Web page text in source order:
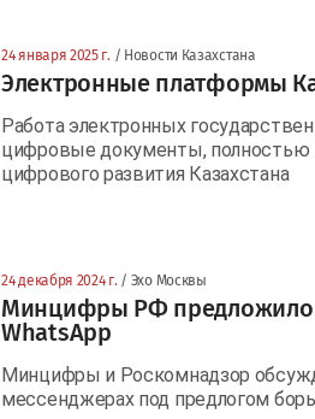
24 января 2025 г. / Новости Казахстана
Электронные платформы
Работа электронных
цифровые документы, полностью
цифрового развития Казахстана
24 декабря 2024 г. / Эхо Москвы
Минцифры РФ предложило
WhatsApp
Минцифры и Роскомнадзор
мессенджерах под предлогом